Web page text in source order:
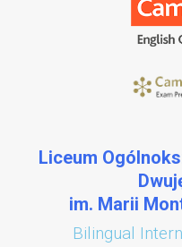
Liceum
im. Marii
Bilingual